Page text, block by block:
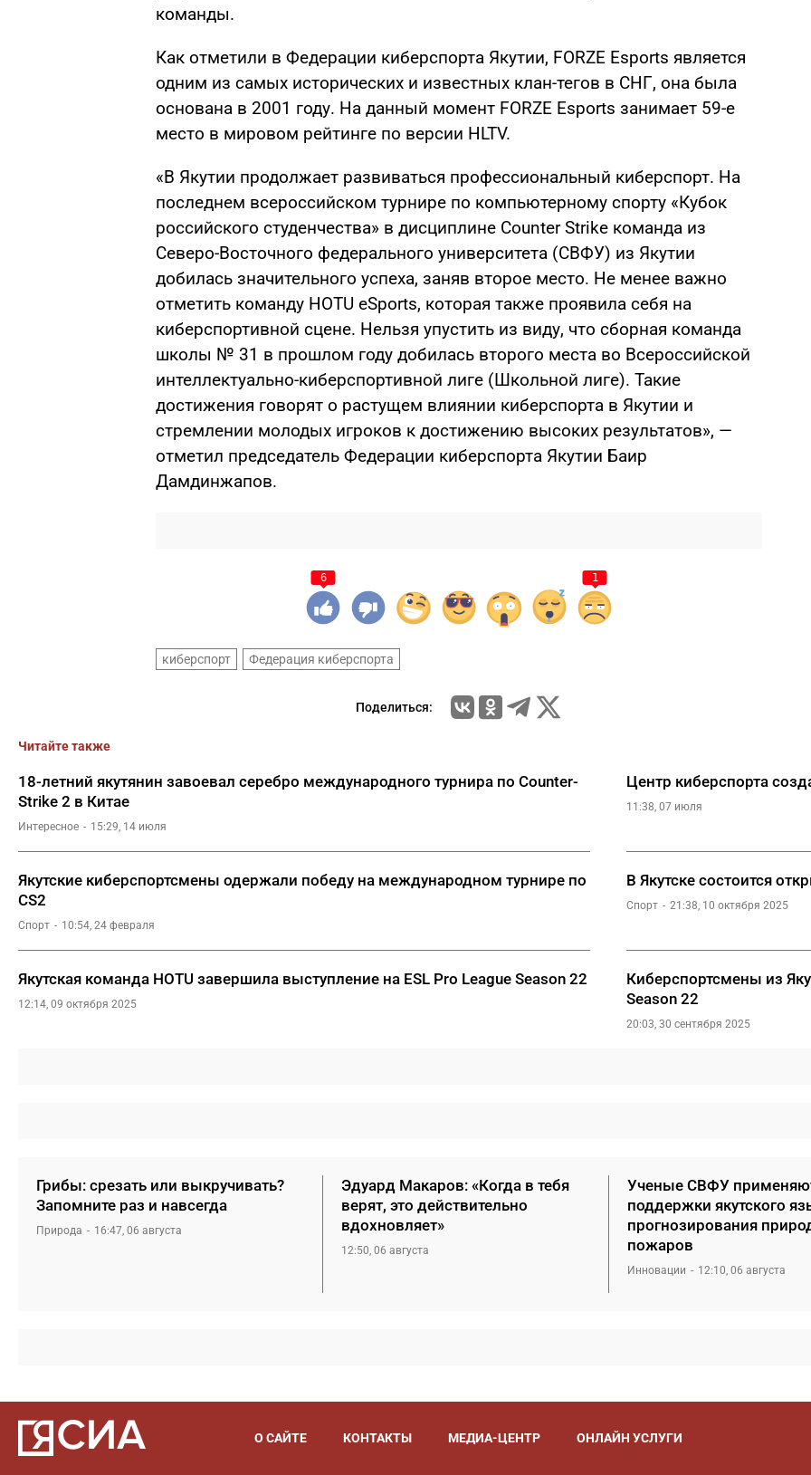
команды.
Как отметили в Федерации киберспорта Якутии, FORZE Esports является
одним из самых исторических и известных клан-тегов в СНГ, она была
основана в 2001 году. На данный момент FORZE Esports занимает 59-е
место в мировом рейтинге по версии HLTV.
«В Якутии продолжает развиваться профессиональный киберспорт. На
последнем всероссийском турнире по компьютерному спорту «Кубок
российского студенчества» в дисциплине Counter Strike команда из
Северо-Восточного федерального университета (СВФУ) из Якутии
добилась значительного успеха, заняв второе место. Не менее важно
отметить команду HOTU eSports, которая также проявила себя на
киберспортивной сцене. Нельзя упустить из виду, что сборная команда
школы № 31 в прошлом году добилась второго места во Всероссийской
интеллектуально-киберспортивной лиге (Школьной лиге). Такие
достижения говорят о растущем влиянии киберспорта в Якутии и
стремлении молодых игроков к достижению высоких результатов», —
отметил председатель Федерации киберспорта Якутии Баир
Дамдинжапов.
6 1
киберспорт Федерация киберспорта
Поделиться:
Читайте также
18-летний якутянин завоевал серебро международного турнира по Counter-
Strike 2 в Китае
Интересное 15:29, 14 июля
Центр киберспорта
11:38, 07 июля
Якутские киберспортсмены одержали победу на международном турнире по
CS2
Спорт 10:54, 24 февраля
В Якутске состоится
Спорт 21:38, 10 октября 2025
Якутская команда HOTU завершила выступление на ESL Pro League Season 22
12:14, 09 октября 2025
Киберспортсмены из
Season 22
20:03, 30 сентября 2025
Грибы: срезать или выкручивать?
Запомните раз и навсегда
Природа 16:47, 06 августа
Эдуард Макаров: «Когда в тебя
верят, это действительно
вдохновляет»
12:50, 06 августа
Ученые СВФУ
поддержки якутского
прогнозирования
пожаров
Инновации 12:10, 06 августа
О САЙТЕ КОНТАКТЫ МЕДИА-ЦЕНТР ОНЛАЙН УСЛУГИ